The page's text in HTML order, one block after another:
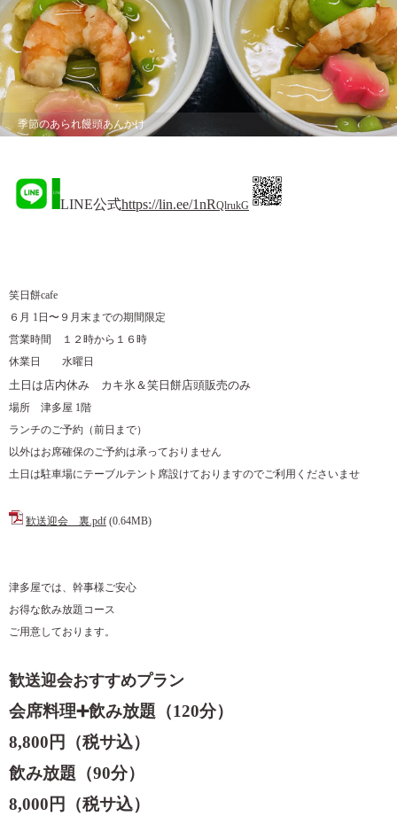
季節のあられ饅頭あんかけ
LINE公式https://lin.ee/1nRQlrukG
笑日餅cafe
６月 1日〜９月末までの期間限定
営業時間 １２時から１６時
休業日 水曜日
土日は店内休み カキ氷＆笑日餅店頭販売のみ
場所 津多屋 1階
ランチのご予約（前日まで）
以外はお席確保のご予約は承っておりません
土日は駐車場にテーブルテント席設けておりますのでご利用くださいませ
歓送迎会 裏.pdf (0.64MB)
津多屋では、幹事様ご安心
お得な飲み放題コース
ご用意しております。
歓送迎会おすすめプラン
会席料理➕飲み放題（120分）
8,800円（税サ込）
飲み放題（90分）
8,000円（税サ込）